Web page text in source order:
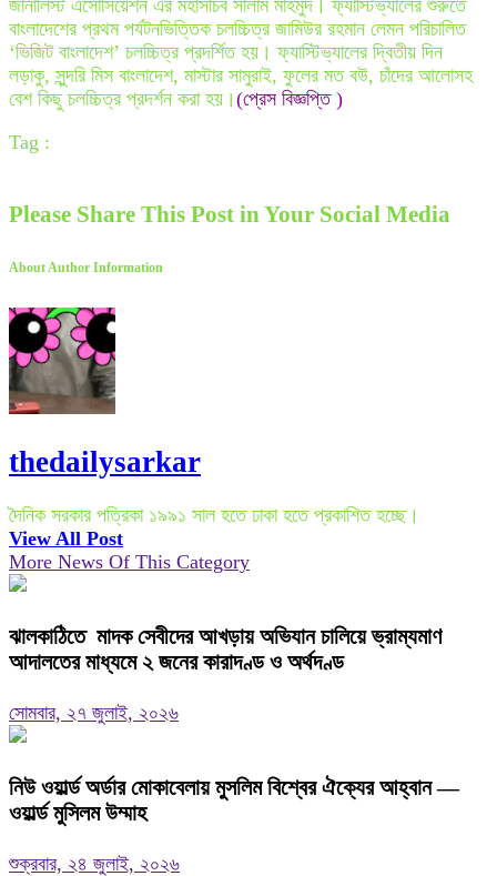
জার্নালিস্ট এসোসিয়েশন এর মহাসচিব সালাম মাহমুদ। ফ্যাস্টিভ্যালের শুরুতে
বাংলাদেশের প্রথম পর্যটনভিত্তিক চলচ্চিত্র জামিউর রহমান লেমন পরিচালিত
‘ভিজিট বাংলাদেশ’ চলচ্চিত্র প্রদর্শিত হয়। ফ্যাস্টিভ্যালের দ্বিতীয় দিন
লড়াকু, সুন্দরি মিস বাংলাদেশ, মাস্টার সামুরাই, ফুলের মত বউ, চাঁদের আলোসহ
বেশ কিছু চলচ্চিত্র প্রদর্শন করা হয়। (প্রেস বিজ্ঞপ্তি )
Tag :
Please Share This Post in Your Social Media
About Author Information
thedailysarkar
দৈনিক সরকার পত্রিকা ১৯৯১ সাল হতে ঢাকা হতে প্রকাশিত হচ্ছে।
View All Post
More News Of This Category
ঝালকাঠিতে মাদক সেবীদের আখড়ায় অভিযান চালিয়ে ভ্রাম্যমাণ
আদালতের মাধ্যমে ২ জনের কারাদণ্ড ও অর্থদণ্ড
সোমবার, ২৭ জুলাই, ২০২৬
নিউ ওয়ার্ল্ড অর্ডার মোকাবেলায় মুসলিম বিশ্বের ঐক্যের আহ্বান —
ওয়ার্ল্ড মুসিলম উম্মাহ
শুক্রবার, ২৪ জুলাই, ২০২৬